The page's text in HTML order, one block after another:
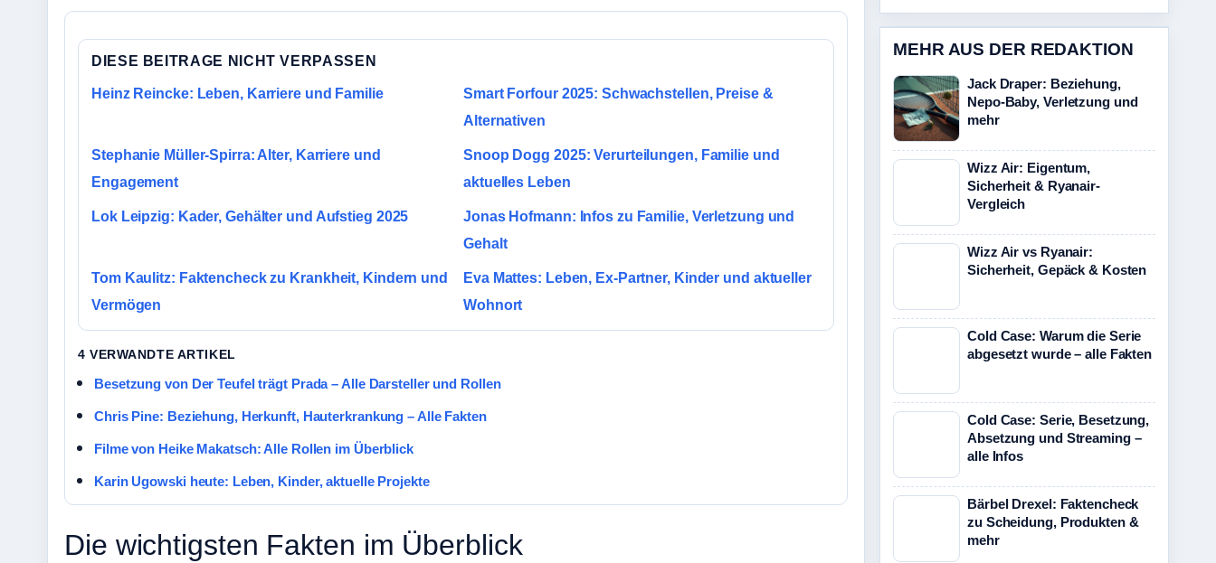
DIESE BEITRAGE NICHT VERPASSEN
Heinz Reincke: Leben, Karriere und Familie
Smart Forfour 2025: Schwachstellen, Preise &
Alternativen
Stephanie Müller-Spirra: Alter, Karriere und
Engagement
Snoop Dogg 2025: Verurteilungen, Familie und
aktuelles Leben
Lok Leipzig: Kader, Gehälter und Aufstieg 2025
Jonas Hofmann: Infos zu Familie, Verletzung und
Gehalt
Tom Kaulitz: Faktencheck zu Krankheit, Kindern und
Vermögen
Eva Mattes: Leben, Ex-Partner, Kinder und aktueller
Wohnort
4 VERWANDTE ARTIKEL
Besetzung von Der Teufel trägt Prada – Alle Darsteller und Rollen
Chris Pine: Beziehung, Herkunft, Hauterkrankung – Alle Fakten
Filme von Heike Makatsch: Alle Rollen im Überblick
Karin Ugowski heute: Leben, Kinder, aktuelle Projekte
Die wichtigsten Fakten im Überblick
MEHR AUS DER REDAKTION
Jack Draper: Beziehung,
Nepo-Baby, Verletzung und
mehr
Wizz Air: Eigentum,
Sicherheit & Ryanair-
Vergleich
Wizz Air vs Ryanair:
Sicherheit, Gepäck & Kosten
Cold Case: Warum die Serie
abgesetzt wurde – alle Fakten
Cold Case: Serie, Besetzung,
Absetzung und Streaming –
alle Infos
Bärbel Drexel: Faktencheck
zu Scheidung, Produkten &
mehr